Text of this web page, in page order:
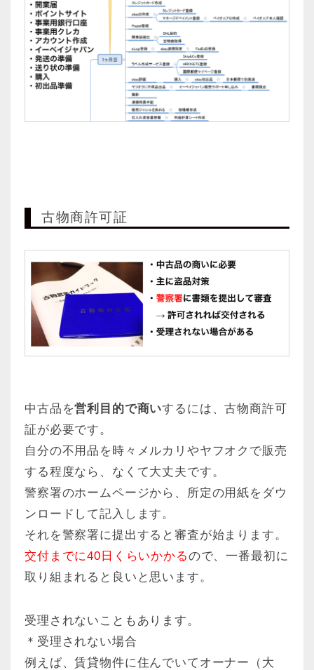
古物商許可証
中古品を営利目的で商いするには、古物商許可
証が必要です。
自分の不用品を時々メルカリやヤフオクで販売
する程度なら、なくて大丈夫です。
警察署のホームページから、所定の用紙をダウ
ンロードして記入します。
それを警察署に提出すると審査が始まります。
交付までに40日くらいかかるので、一番最初に
取り組まれると良いと思います。
受理されないこともあります。
＊受理されない場合
例えば、賃貸物件に住んでいてオーナー（大